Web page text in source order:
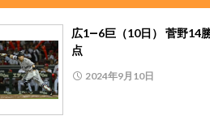
広1―6巨（10日） 菅野14
点
2024年9月10日